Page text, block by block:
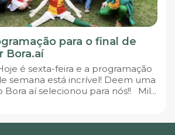
para o final de
Bora.aí
é sexta-feira e a programação
semana está incrível! Deem uma
Bora aí selecionou para nós!! Mil...